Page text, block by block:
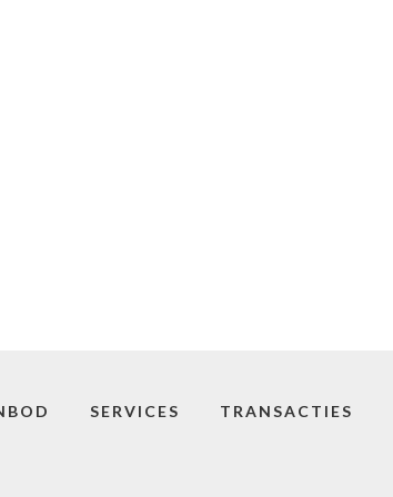
SERVICES TRANSACTIES